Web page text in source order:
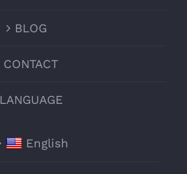
BLOG
CONTACT
LANGUAGE
English